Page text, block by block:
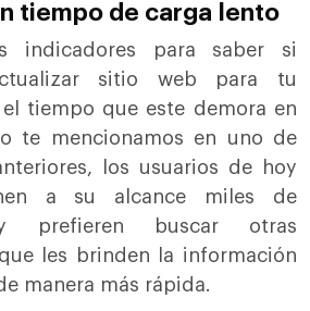
tiempo de carga lento
indicadores para saber si
sitio web para tu
el tiempo que este demora en
te mencionamos en uno de
los usuarios de hoy
a su alcance miles de
prefieren buscar otras
les brinden la información
manera más rápida.